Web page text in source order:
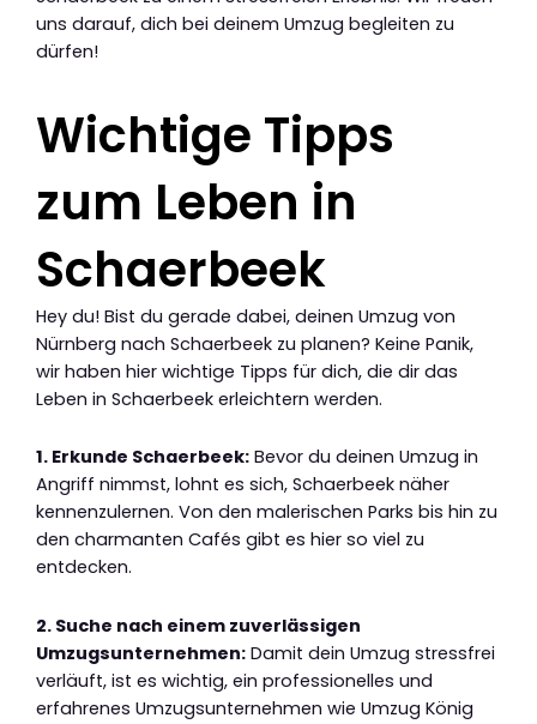
uns darauf, dich bei deinem Umzug begleiten zu
dürfen!
Wichtige Tipps
zum Leben in
Schaerbeek
Hey du! Bist du gerade dabei, deinen Umzug von
Nürnberg nach Schaerbeek zu planen? Keine Panik,
wir haben hier wichtige Tipps für dich, die dir das
Leben in Schaerbeek erleichtern werden.
1. Erkunde Schaerbeek: Bevor du deinen Umzug in
Angriff nimmst, lohnt es sich, Schaerbeek näher
kennenzulernen. Von den malerischen Parks bis hin zu
den charmanten Cafés gibt es hier so viel zu
entdecken.
2. Suche nach einem zuverlässigen
Umzugsunternehmen: Damit dein Umzug stressfrei
verläuft, ist es wichtig, ein professionelles und
erfahrenes Umzugsunternehmen wie Umzug König